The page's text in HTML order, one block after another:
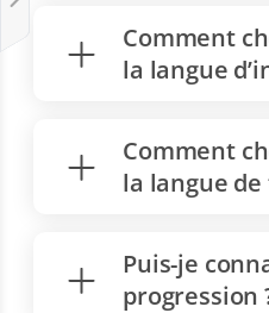
Comment
la langue
Comment
la langue
Puis-je
progression